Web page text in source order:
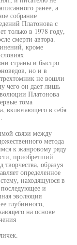
ранее, а
собрание
Платонова с
только в 1978 году,
смерти автора.
кроме
страны и быстро
но и в
не вошли
чего он дает лишь
Платонова
тома
включающего в себя
связи между
метода
к жанровому ряду
приобретший
образуя
определенное
находящуюся в
последующее и
эволюция
глубинного,
на основе